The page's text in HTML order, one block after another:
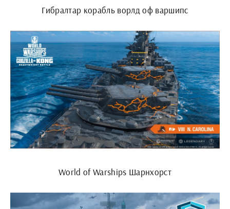
Гибралтар корабль ворлд оф варшипс
World of Warships Шарнхорст